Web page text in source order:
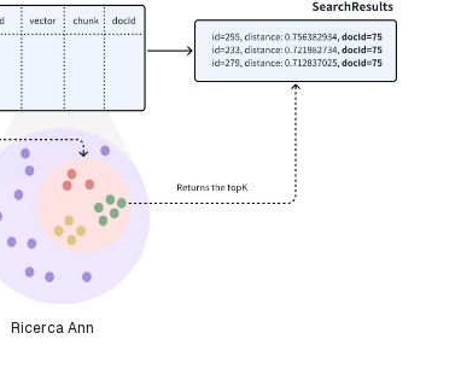
Ricerca Ann